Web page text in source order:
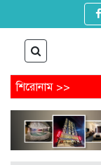
শিরোনাম >>
আবেদন করবেন
থেকে
খুনের মামলায়